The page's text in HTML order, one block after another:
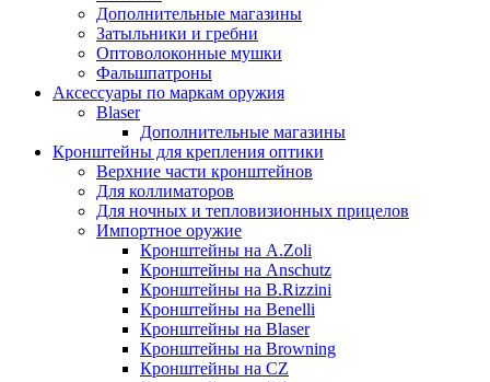
Дополнительные магазины
Затыльники и гребни
Оптоволоконные мушки
Фальшпатроны
Аксессуары по маркам оружия
Blaser
Дополнительные магазины
Кронштейны для крепления оптики
Верхние части кронштейнов
Для коллиматоров
Для ночных и тепловизионных прицелов
Импортное оружие
Кронштейны на A.Zoli
Кронштейны на Anschutz
Кронштейны на B.Rizzini
Кронштейны на Benelli
Кронштейны на Blaser
Кронштейны на Browning
Кронштейны на CZ